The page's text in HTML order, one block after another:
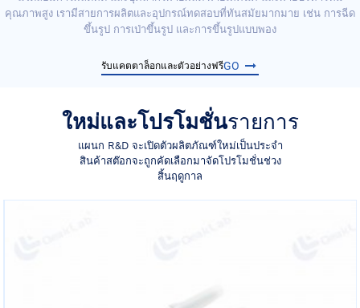
รับแคตตาล็อกและตัวอย่างฟรีGO
คุณภาพสูง เรามีสายการผลิตและอุปกรณ์ทดสอบที่ทันสมัยมากมาย เช่น การฉีด
ขึ้นรูป การเป่าขึ้นรูป และการขึ้นรูปแบบพอง
ใหม่และโปรโมชั่นรายการ
แผนก R&D จะเปิดตัวผลิตภัณฑ์ใหม่เป็นประจำ
สินค้าสต๊อกจะถูกคัดเลือกมาจัดโปรโมชั่นช่วง
สิ้นฤดูกาล